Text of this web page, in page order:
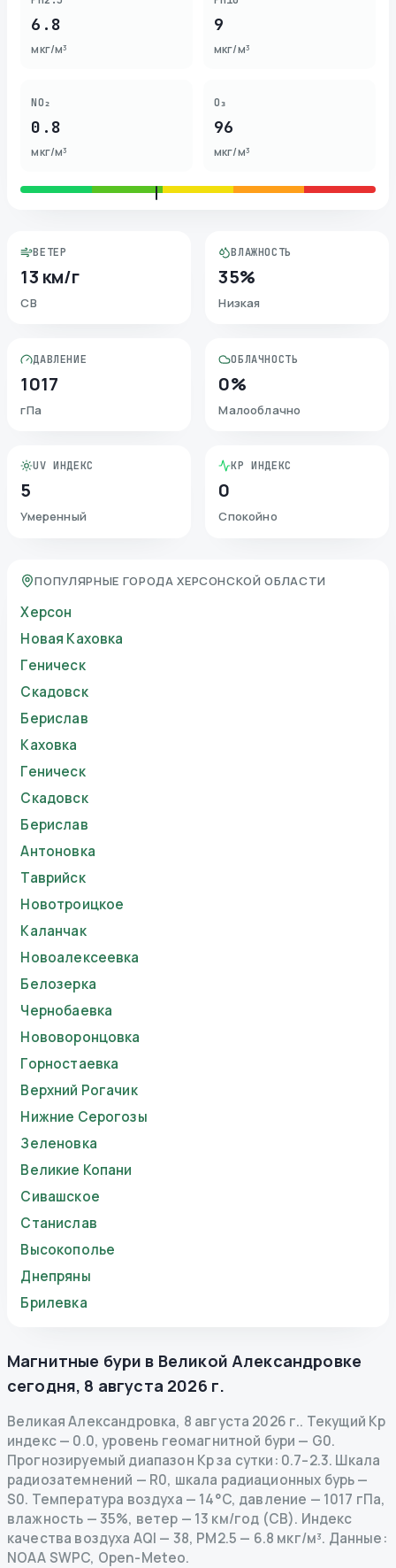
6.8
мкг/м³
9
мкг/м³
NO₂
0.8
мкг/м³
O₃
96
мкг/м³
ВЕТЕР
13 км/г
СВ
ВЛАЖНОСТЬ
35%
Низкая
ДАВЛЕНИЕ
1017
гПа
ОБЛАЧНОСТЬ
0%
Малооблачно
UV ИНДЕКС
5
Умеренный
KP ИНДЕКС
0
Спокойно
ПОПУЛЯРНЫЕ ГОРОДА ХЕРСОНСКОЙ ОБЛАСТИ
Херсон
Новая Каховка
Геническ
Скадовск
Берислав
Каховка
Геническ
Скадовск
Берислав
Антоновка
Таврийск
Новотроицкое
Каланчак
Новоалексеевка
Белозерка
Чернобаевка
Нововоронцовка
Горностаевка
Верхний Рогачик
Нижние Серогозы
Зеленовка
Великие Копани
Сивашское
Станислав
Высокополье
Днепряны
Брилевка
Магнитные бури в Великой Александровке
сегодня, 8 августа 2026 г.
Великая Александровка, 8 августа 2026 г.. Текущий Kp
индекс— 0.0,уровень геомагнитной бури — G0.
Прогнозируемый диапазон Kp за сутки: 0.7–2.3. Шкала
радиозатемнений — R0, шкала радиационных бурь—
S0. Температура воздуха — 14°C, давление — 1017 гПа,
влажность — 35%, ветер — 13 км/год (СВ). Индекс
качества воздуха AQI — 38, PM2.5 — 6.8 мкг/м³. Данные:
NOAA SWPC, Open-Meteo.